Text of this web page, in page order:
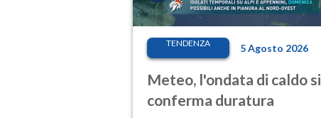
TENDENZA 5 Agosto 2026
Meteo, l'ondata di caldo si
conferma duratura